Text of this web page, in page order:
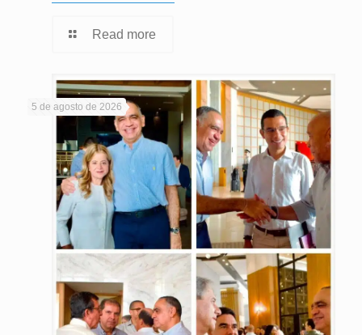
Read more
5 de agosto de 2026